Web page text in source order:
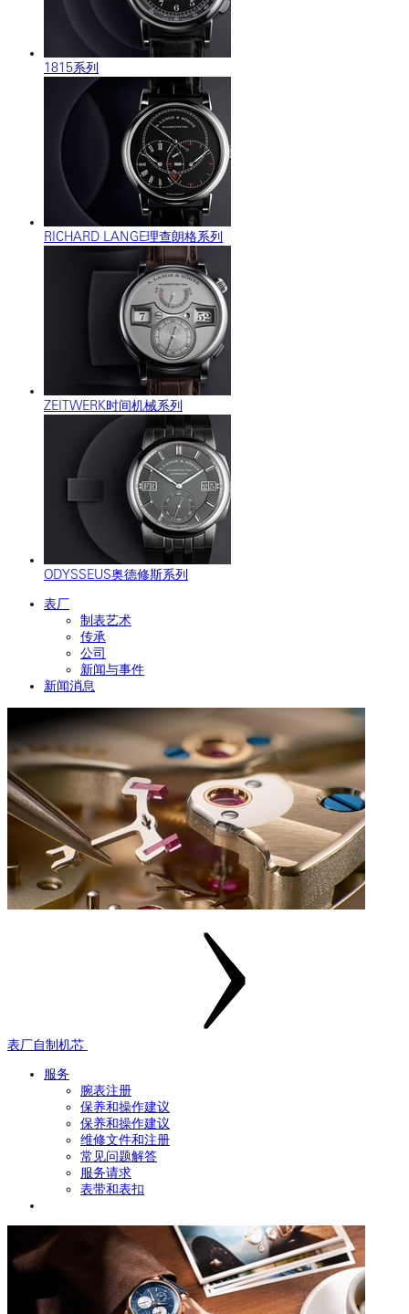
1815系列
RICHARD LANGE理查朗格系列
ZEITWERK时间机械系列
ODYSSEUS奥德修斯系列
表厂
制表艺术
传承
公司
新闻与事件
新闻消息
表厂自制机芯
服务
腕表注册
保养和操作建议
保养和操作建议
维修文件和注册
常见问题解答
服务请求
表带和表扣